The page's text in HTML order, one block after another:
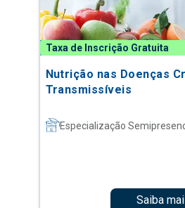
Taxa de Inscrição Gratuita
Nutrição nas Doenças
Transmissíveis
Especialização
Saiba